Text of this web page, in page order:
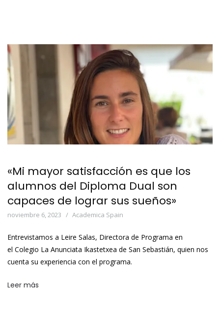
«Mi mayor satisfacción es que los
alumnos del Diploma Dual son
capaces de lograr sus sueños»
noviembre 6, 2023 Academica Spain
Entrevistamos a Leire Salas, Directora de Programa en
el Colegio La Anunciata Ikastetxea de San Sebastián, quien nos
cuenta su experiencia con el programa.
Leer más